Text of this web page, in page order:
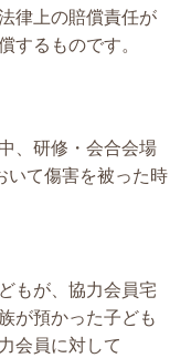
律上の賠償責任が
するものです。
、研修・会合会場
いて傷害を被った時
もが、協力会員宅
が預かった子ども
会員に対して